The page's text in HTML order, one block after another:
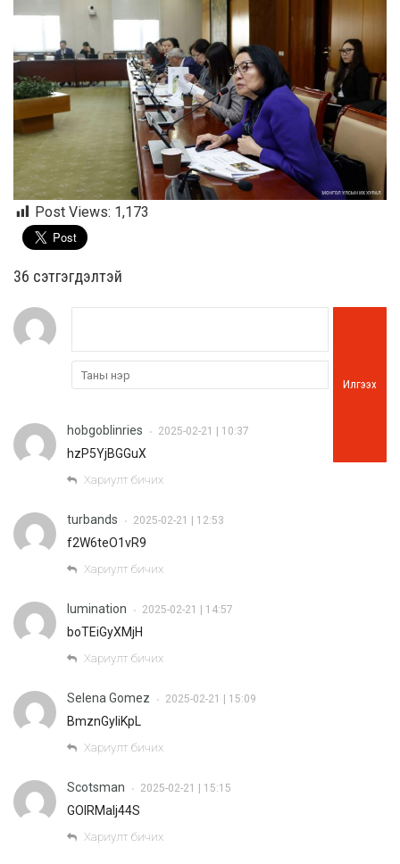
Post Views: 1,173
36 cэтгэгдэлтэй
Илгээх
hobgoblinries • 2025-02-21 | 10:37
hzP5YjBGGuX
Хариулт бичих
turbands • 2025-02-21 | 12:53
f2W6teO1vR9
Хариулт бичих
lumination • 2025-02-21 | 14:57
boTEiGyXMjH
Хариулт бичих
Selena Gomez • 2025-02-21 | 15:09
BmznGyliKpL
Хариулт бичих
Scotsman • 2025-02-21 | 15:15
GOIRMaIj44S
Хариулт бичих